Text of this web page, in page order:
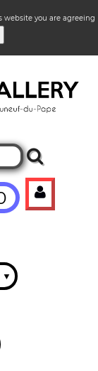
website you are agreeing
▼